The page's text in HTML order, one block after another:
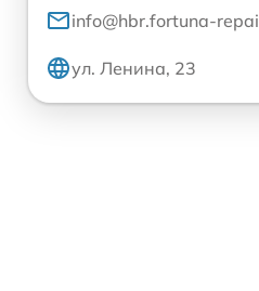
info@hbr.fortuna-
ул. Ленина, 23